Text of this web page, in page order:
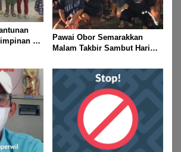
PT
Pawai Obor Semarakkan
Malam Takbir Sambut Hari
M, Di Kampung Simpang
Asam, Kecamatan Banjit